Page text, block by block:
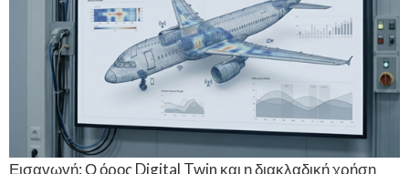
Εισαγωγή: Ο όρος Digital Twin και η διακλαδική χρήση